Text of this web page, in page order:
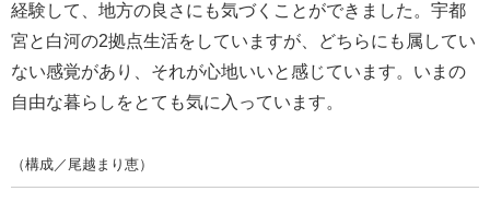
経験して、地方の良さにも気づくことができました。宇都
宮と白河の2拠点生活をしていますが、どちらにも属してい
ない感覚があり、それが心地いいと感じています。いまの
自由な暮らしをとても気に入っています。
（構成／尾越まり恵）